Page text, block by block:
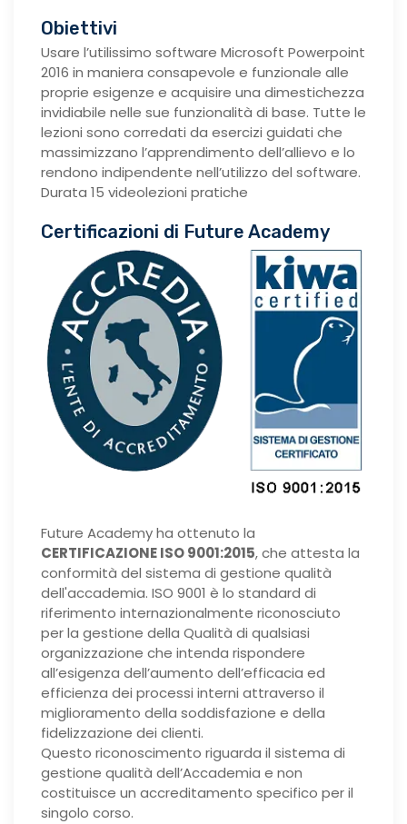
Obiettivi
Usare l’utilissimo software Microsoft Powerpoint
2016 in maniera consapevole e funzionale alle
proprie esigenze e acquisire una dimestichezza
invidiabile nelle sue funzionalità di base. Tutte le
lezioni sono corredati da esercizi guidati che
massimizzano l’apprendimento dell’allievo e lo
rendono indipendente nell’utilizzo del software.
Durata 15 videolezioni pratiche
Certificazioni di Future Academy
Future Academy ha ottenuto la
CERTIFICAZIONE ISO 9001:2015, che attesta la
conformità del sistema di gestione qualità
dell'accademia. ISO 9001 è lo standard di
riferimento internazionalmente riconosciuto
per la gestione della Qualità di qualsiasi
organizzazione che intenda rispondere
all’esigenza dell’aumento dell’efficacia ed
efficienza dei processi interni attraverso il
miglioramento della soddisfazione e della
fidelizzazione dei clienti.
Questo riconoscimento riguarda il sistema di
gestione qualità dell’Accademia e non
costituisce un accreditamento specifico per il
singolo corso.